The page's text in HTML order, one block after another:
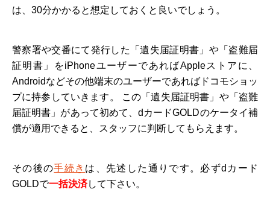
は、30分かかると想定しておくと良いでしょう。
警察署や交番にて発行した「遺失届証明書」や「盗難届
証明書」をiPhoneユーザーであればAppleストアに、
Androidなどその他端末のユーザーであればドコモショッ
プに持参していきます。 この「遺失届証明書」や「盗難
届証明書」があって初めて、dカードGOLDのケータイ補
償が適用できると、スタッフに判断してもらえます。
その後の手続き は、先述した通りです。必ずdカード
GOLDで一括決済して下さい。